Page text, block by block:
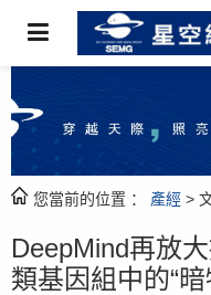
您當前的位置 ： 產經 >
DeepMind再放
類基因組中的“暗